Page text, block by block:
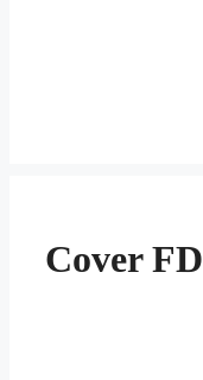
Cover